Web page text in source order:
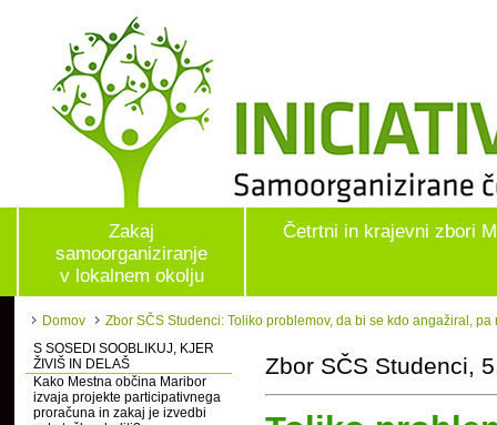
Zakaj
samoorganiziranje
v lokalnem okolju
Četrtni in krajevni zbori
Domov
Zbor SČS Studenci: Toliko problemov, da bi se kdo angažiral, pa
S SOSEDI SOOBLIKUJ, KJER
ŽIVIŠ IN DELAŠ
Kako Mestna občina Maribor
izvaja projekte participativnega
proračuna in zakaj je izvedbi
Zbor SČS Studenci,